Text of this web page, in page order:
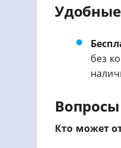
без
Кто может